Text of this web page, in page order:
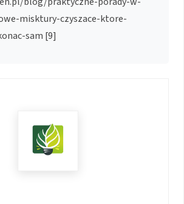
misktury-czyszace-ktore-
sam [9]